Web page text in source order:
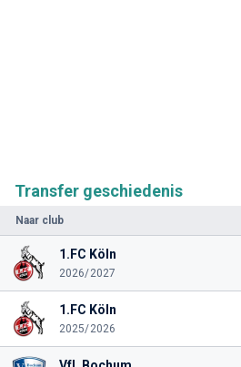
Transfer geschiedenis
Naar club
1.FC Köln
2026/2027
1.FC Köln
2025/2026